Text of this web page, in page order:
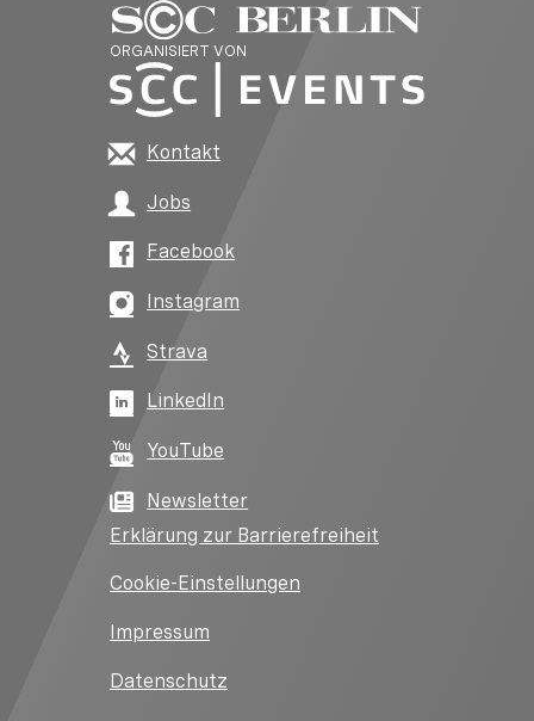
ORGANISIERT VON
Kontakt
Jobs
Facebook
Instagram
Strava
LinkedIn
YouTube
Newsletter
Erklärung zur Barrierefreiheit
Cookie-Einstellungen
Impressum
Datenschutz